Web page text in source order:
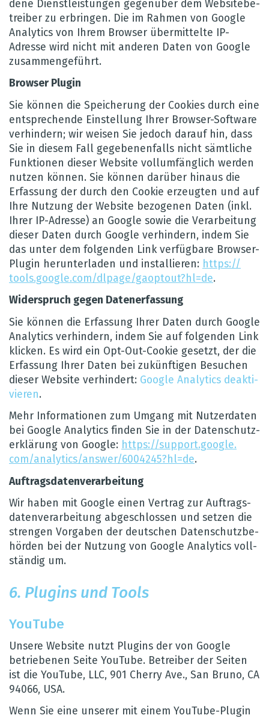
dene Dienst­leis­tun­gen gegen­über dem Web­site­be­
trei­ber zu erbrin­gen. Die im Rah­men von Google
Ana­ly­tics von Ihrem Brow­ser über­mit­telte IP-
Adresse wird nicht mit ande­ren Daten von Google
zusam­men­ge­führt.
Brow­ser Plu­gin
Sie kön­nen die Spei­che­rung der Coo­kies durch eine
ent­spre­chende Ein­stel­lung Ihrer Brow­ser-Soft­ware
ver­hin­dern; wir wei­sen Sie jedoch dar­auf hin, dass
Sie in die­sem Fall gege­be­nen­falls nicht sämt­li­che
Funk­tio­nen die­ser Web­site voll­um­fäng­lich wer­den
nut­zen kön­nen. Sie kön­nen dar­über hin­aus die
Erfas­sung der durch den Coo­kie erzeug­ten und auf
Ihre Nut­zung der Web­site bezo­ge­nen Daten (inkl.
Ihrer IP-Adresse) an Google sowie die Ver­ar­bei­tung
die­ser Daten durch Google ver­hin­dern, indem Sie
das unter dem fol­gen­den Link ver­füg­bare Brow­ser-
Plu­gin her­un­ter­la­den und instal­lie­ren: https://​
tools.​google.​com/​dlpage/​gaoptout?​hl=de.
Wider­spruch gegen Daten­er­fas­sung
Sie kön­nen die Erfas­sung Ihrer Daten durch Google
Ana­ly­tics ver­hin­dern, indem Sie auf fol­gen­den Link
kli­cken. Es wird ein Opt-Out-Coo­kie gesetzt, der die
Erfas­sung Ihrer Daten bei zukünf­ti­gen Besu­chen
die­ser Web­site ver­hin­dert: Google Ana­ly­tics deak­ti­
vie­ren.
Mehr Infor­ma­tio­nen zum Umgang mit Nut­zer­da­ten
bei Google Ana­ly­tics fin­den Sie in der Daten­schut­z­
er­klä­rung von Google: https://​support.​google.​
com/​analytics/​answer/​6004245?​hl=de.
Auf­trags­da­ten­ver­ar­bei­tung
Wir haben mit Google einen Ver­trag zur Auf­trags­
da­ten­ver­ar­bei­tung abge­schlos­sen und set­zen die
stren­gen Vor­ga­ben der deut­schen Daten­schutz­be­
hör­den bei der Nut­zung von Google Ana­ly­tics voll­
stän­dig um.
6. Plugins und Tools
You­Tube
Unsere Web­site nutzt Plugins der von Google
betrie­be­nen Seite You­Tube. Betrei­ber der Sei­ten
ist die You­Tube, LLC, 901 Cherry Ave., San Bruno, CA
94066, USA.
Wenn Sie eine unse­rer mit einem You­Tube-Plu­gin